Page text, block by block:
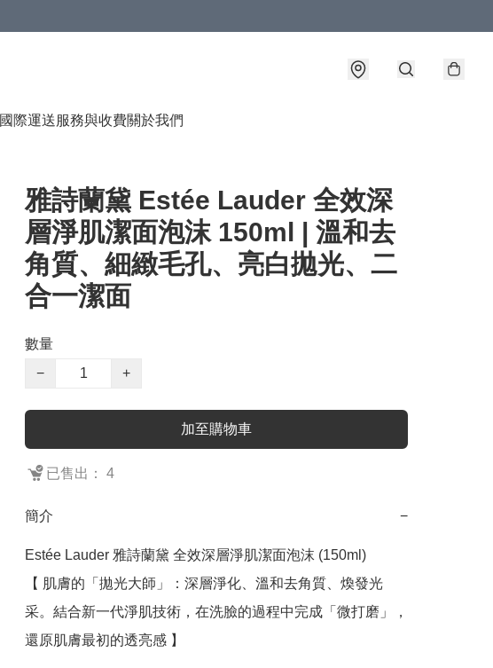
國際運送服務與收費關於我們
雅詩蘭黛 Estée Lauder 全效深
層淨肌潔面泡沫 150ml | 溫和去
角質、細緻毛孔、亮白拋光、二
合一潔面
數量
−
+
加至購物車
已售出： 4
簡介 −
Estée Lauder 雅詩蘭黛 全效深層淨肌潔面泡沫 (150ml)
【 肌膚的「拋光大師」：深層淨化、溫和去角質、煥發光
采。結合新一代淨肌技術，在洗臉的過程中完成「微打磨」，
還原肌膚最初的透亮感 】